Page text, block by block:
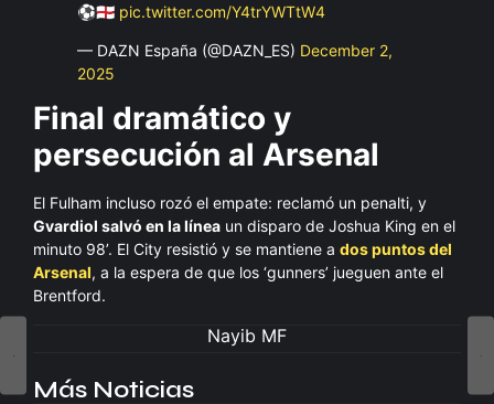
⚽🏴󠁧󠁢󠁥󠁮󠁧󠁿 pic.twitter.com/Y4trYWTtW4
— DAZN España (@DAZN_ES) December 2,
2025
Final dramático y
persecución al Arsenal
El Fulham incluso rozó el empate: reclamó un penalti, y
Gvardiol salvó en la línea un disparo de Joshua King en el
minuto 98’. El City resistió y se mantiene a dos puntos del
Arsenal, a la espera de que los ‘gunners’ jueguen ante el
Brentford.
Nayib MF
Más Noticias